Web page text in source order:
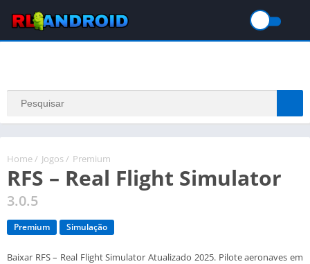
Home / Jogos / Premium
RFS – Real Flight Simulator
3.0.5
Premium Simulação
Baixar RFS – Real Flight Simulator Atualizado 2025. Pilote aeronaves em